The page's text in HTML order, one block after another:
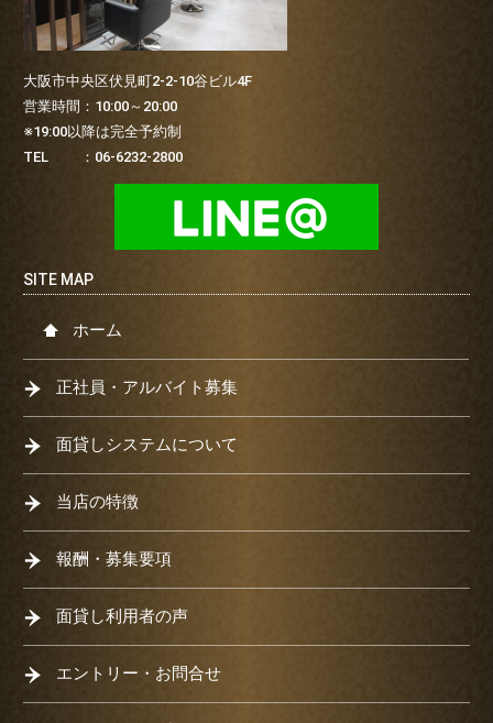
大阪市中央区伏見町2-2-10谷ビル4F
営業時間：10:00～20:00
※19:00以降は完全予約制
TEL ：06-6232-2800
ホーム
正社員・アルバイト募集
面貸しシステムについて
当店の特徴
報酬・募集要項
面貸し利用者の声
エントリー・お問合せ